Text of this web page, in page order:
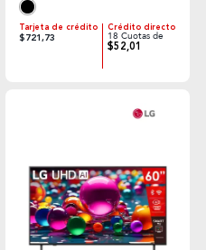
Tarjeta de crédito
$721,73
Crédito directo
18 Cuotas de
$52,01